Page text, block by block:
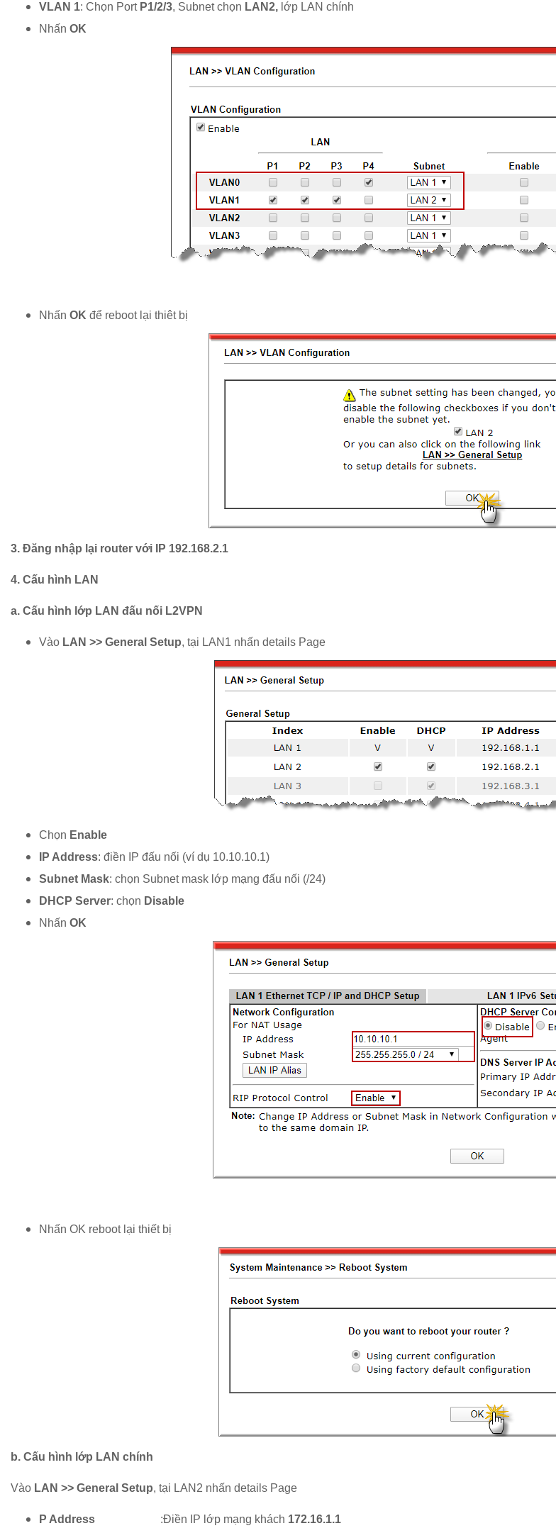
VLAN 1: Chọn Port P1/2/3, Subnet chọn LAN2, lớp LAN chính
Nhấn OK
Nhấn OK để reboot lại thiêt bị
3. Đăng nhập lại router với IP 192.168.2.1
4. Cấu hình LAN
a. Cấu hình lớp LAN đấu nối L2VPN
Vào LAN >> General Setup, tại LAN1 nhấn details Page
Chọn Enable
IP Address: điền IP đấu nối (ví dụ 10.10.10.1)
Subnet Mask: chọn Subnet mask lớp mạng đấu nối (/24)
DHCP Server: chọn Disable
Nhấn OK
Nhấn OK reboot lại thiết bị
b. Cấu hình lớp LAN chính
Vào LAN >> General Setup, tại LAN2 nhấn details Page
P Address :Điền IP lớp mạng khách 172.16.1.1